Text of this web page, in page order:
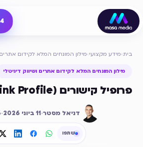
בית›מידע מקצועי›
מילון המונחים המלא לקידום אתרים ושיווק דיגיטלי
פרופיל קישורים (Link Profile)
דניאל מסטר·11 ביוני 2026 ·
שתפו